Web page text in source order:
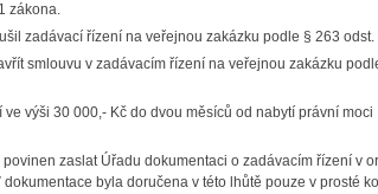
zákona.
řízení na veřejnou zakázku podle § 263 odst.
v zadávacím řízení na veřejnou zakázku
30 000,- Kč do dvou měsíců od nabytí právní moci
zaslat Úřadu dokumentaci o zadávacím řízení v
byla doručena v této lhůtě pouze v prosté